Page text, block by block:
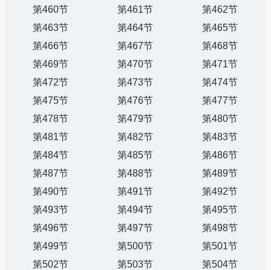
第460节 第461节
第462节
第463节
第464节
第465节
第466节
第467节
第468节
第469节
第470节
第471节
第472节
第473节
第474节
第475节
第476节
第477节
第478节
第479节
第480节
第481节
第482节
第483节
第484节
第485节
第486节
第487节
第488节
第489节
第490节
第491节
第492节
第493节
第494节
第495节
第496节
第497节
第498节
第499节
第500节
第501节
第502节
第503节
第504节